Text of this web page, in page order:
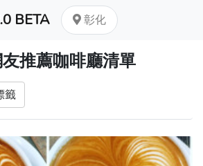
BETA 彰化
友推薦咖啡廳清單
籤